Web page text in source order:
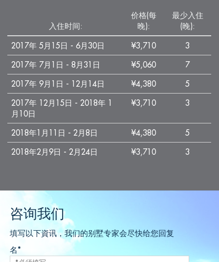
入住时间:
价格(每
晚):
最少入住
(晚):
2017年 5月15日 - 6月30日
¥3,710
3
2017年 7月1日 - 8月31日
¥5,060
7
2017年 9月1日 - 12月14日
¥4,380
5
2017年 12月15日 - 2018年 1
月10日
¥3,710 3
2018年1月11日 - 2月8日 ¥4,380
5
2018年2月9日 - 2月24日
¥3,710 3
咨询我们
填写以下資讯，我们的别墅专家会尽快给您回复
名*